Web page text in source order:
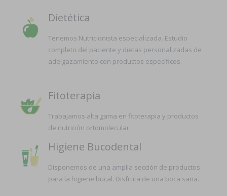
Dietética
Tenemos Nutricionista especializada. Estudio
completo del paciente y dietas personalizadas de
adelgazamiento con productos específicos.
Fitoterapia
Trabajamos alta gama en fitoterapia y productos
de nutrición ortomolecular.
Higiene Bucodental
Disponemos de una amplia sección de productos
para la higiene bucal. Disfruta de una boca sana.